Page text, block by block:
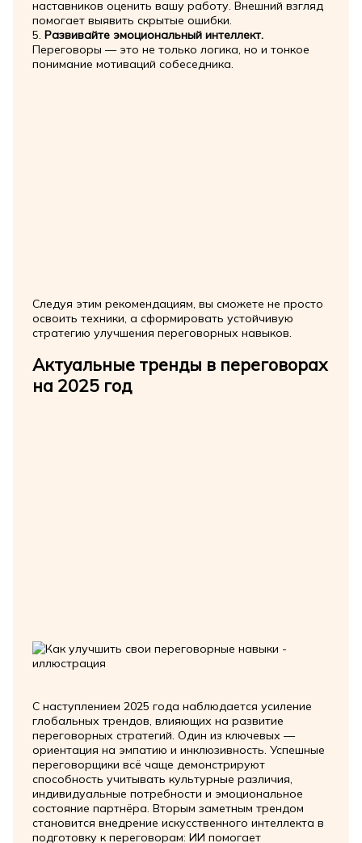
наставников оценить вашу работу. Внешний взгляд
помогает выявить скрытые ошибки.
5. Развивайте эмоциональный интеллект.
Переговоры — это не только логика, но и тонкое
понимание мотиваций собеседника.
Следуя этим рекомендациям, вы сможете не просто
освоить техники, а сформировать устойчивую
стратегию улучшения переговорных навыков.
Актуальные тренды в переговорах
на 2025 год
С наступлением 2025 года наблюдается усиление
глобальных трендов, влияющих на развитие
переговорных стратегий. Один из ключевых —
ориентация на эмпатию и инклюзивность. Успешные
переговорщики всё чаще демонстрируют
способность учитывать культурные различия,
индивидуальные потребности и эмоциональное
состояние партнёра. Вторым заметным трендом
становится внедрение искусственного интеллекта в
подготовку к переговорам: ИИ помогает